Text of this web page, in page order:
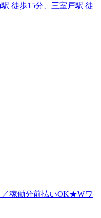
徒歩15分、三室戸駅 徒
／稼働分前払いOK★Wワ